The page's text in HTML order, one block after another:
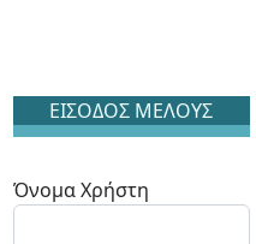
ΕΙΣΟΔΟΣ ΜΕΛΟΥΣ
Όνομα Χρήστη